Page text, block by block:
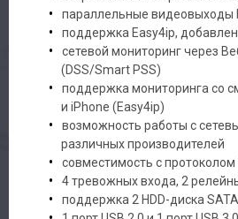
параллельные видеовыходы
поддержка Easy4ip,
сетевой мониторинг через
(DSS/Smart PSS)
поддержка мониторинга со
и iPhone (Easy4ip)
возможность работы с
различных производителей
совместимость с протоколом
4 тревожных входа, 2
поддержка 2 HDD-диска